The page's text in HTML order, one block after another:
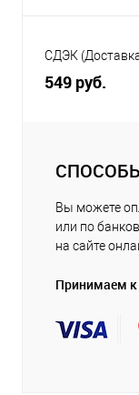
СДЭК
549 руб.
Вы можете
или по
на сайте
Принимаем к